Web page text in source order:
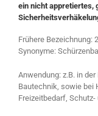
ein nicht appretiertes,
Frühere Bezeichnung:
Synonyme:
Anwendung: z.B. in
Bautechnik, sowie bei
Freizeitbedarf,